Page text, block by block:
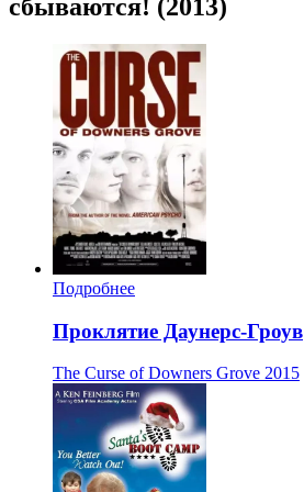
сбываются! (2013)
Подробнее
Проклятие Даунерс-Гроув
The Curse of Downers Grove 2015